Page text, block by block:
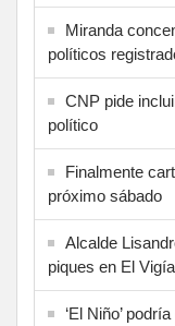
Miranda
políticos
CNP pide
político
Finalmente
próximo sábado
Alcalde
piques en El Vigía
‘El Niño’